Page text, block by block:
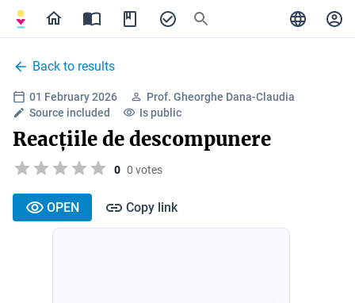
Back to results
01 February 2026
Prof. Gheorghe Dana-Claudia
Source included
Is public
Reacțiile de descompunere
0 0 votes
OPEN Copy link